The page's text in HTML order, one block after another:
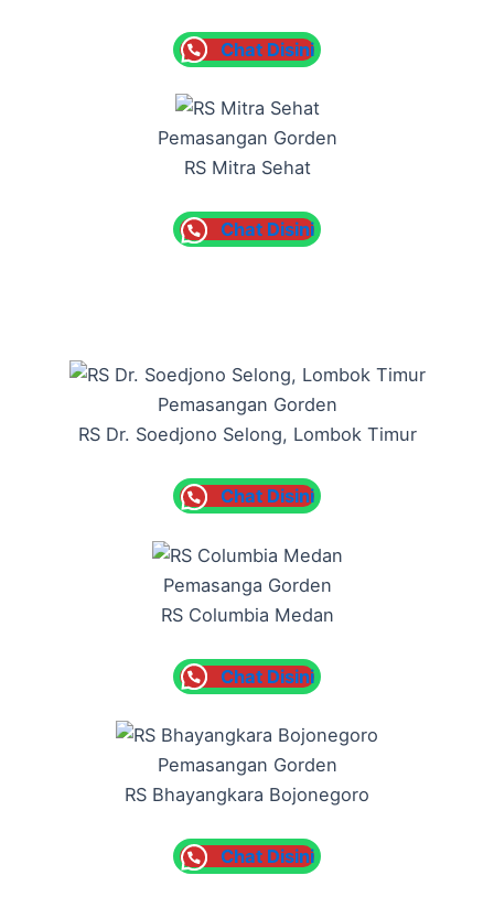
Chat Disini
Pemasangan Gorden
RS Mitra Sehat
Chat Disini
Pemasangan Gorden
RS Dr. Soedjono Selong, Lombok Timur
Chat Disini
Pemasanga Gorden
RS Columbia Medan
Chat Disini
Pemasangan Gorden
RS Bhayangkara Bojonegoro
Chat Disini